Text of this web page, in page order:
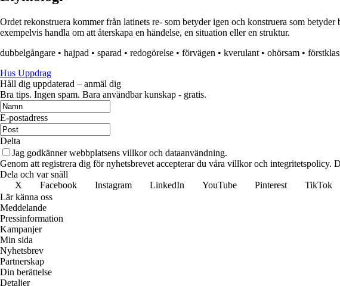
Ordet rekonstruera kommer från latinets re- som betyder igen och konstruera som
exempelvis handla om att återskapa en händelse, en situation eller en struktur.
dubbelgångare • hajpad • sparad • redogörelse • förvägen • kverulant • ohörsam •
Hus Uppdrag
Håll dig uppdaterad – anmäl dig
Bra tips. Ingen spam. Bara användbar kunskap - gratis.
E-postadress
Delta
Jag godkänner webbplatsens villkor och dataanvändning.
Genom att registrera dig för nyhetsbrevet accepterar du våra villkor och integritetspolicy.
Dela och var snäll
X
Facebook Instagram LinkedIn YouTube Pinterest TikTok
Lär känna oss
Meddelande
Pressinformation
Kampanjer
Min sida
Nyhetsbrev
Partnerskap
Din berättelse
Detaljer